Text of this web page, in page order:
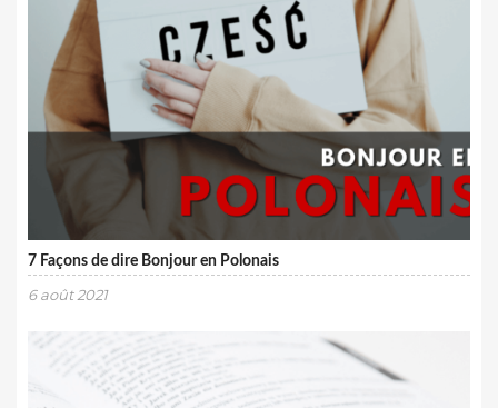
7 Façons de dire Bonjour en Polonais
6 août 2021